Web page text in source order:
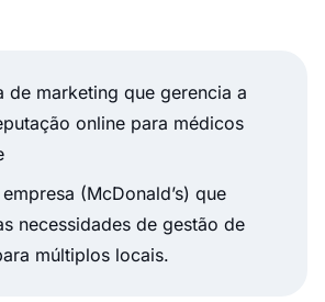
de marketing que gerencia a
online para médicos
(McDonald’s) que
necessidades de gestão de
múltiplos locais.